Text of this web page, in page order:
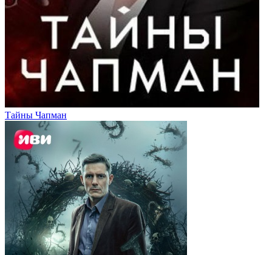
Тайны Чапман